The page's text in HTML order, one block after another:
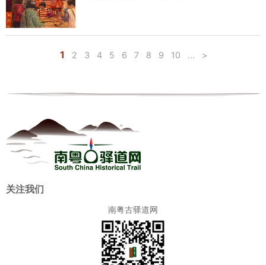
1 2 3 4 5 6 7 8 9 10 ... >
关注我们
南粤古驿道网